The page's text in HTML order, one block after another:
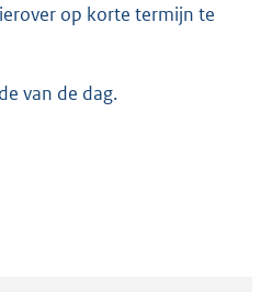
op korte termijn te
van de dag.